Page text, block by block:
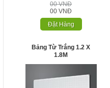
00 VNĐ
00 VNĐ
Đặt Hàng
Bảng Từ Trắng 1.2 X
1.8M